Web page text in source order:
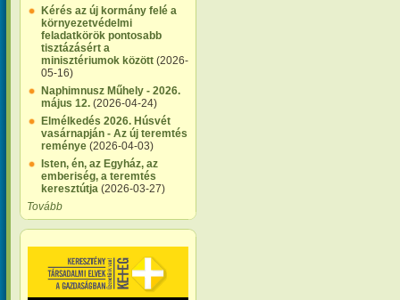
Kérés az új kormány felé a
környezetvédelmi
feladatkörök pontosabb
tisztázásért a
minisztériumok között (2026-
05-16)
Naphimnusz Műhely - 2026.
május 12. (2026-04-24)
Elmélkedés 2026. Húsvét
vasárnapján - Az új teremtés
reménye (2026-04-03)
Isten, én, az Egyház, az
emberiség, a teremtés
keresztútja (2026-03-27)
Tovább